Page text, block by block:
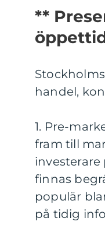
**
handel,
1. Pre-
fram till
finnas
populär
på tidig